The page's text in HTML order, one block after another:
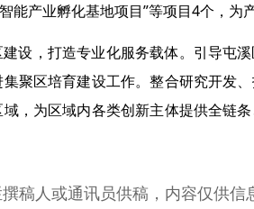
能产业孵化基地项目”等项目4个，为
设，打造专业化服务载体。引导屯
聚区培育建设工作。整合研究开发
，为区域内各类创新主体提供全链
稿人或通讯员供稿，内容仅供信